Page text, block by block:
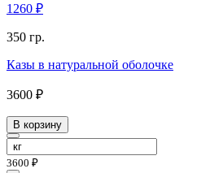
1260 ₽
350 гр.
Казы в натуральной оболочке
3600 ₽
В корзину
3600 ₽